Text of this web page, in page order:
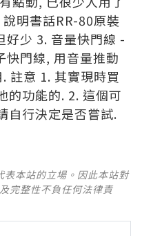
明書話RR-80原裝
少 3. 音量快門線 -
門線, 用音量推動
註意 1. 其實現時買
的功能的. 2. 這個可
自行決定是否嘗試.
本站的立場。因此本站對
完整性不負任何法律責